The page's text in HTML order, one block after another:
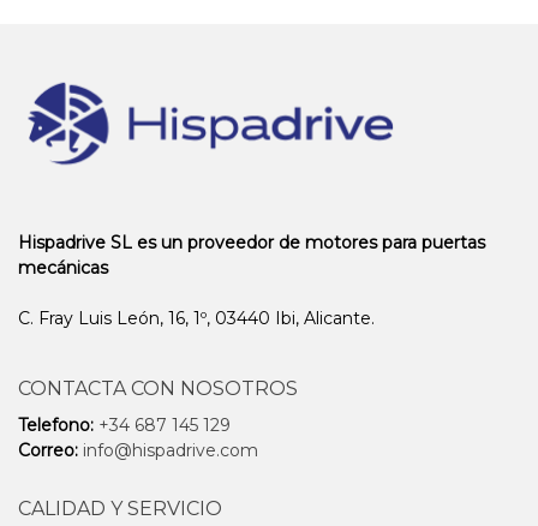
Hispadrive SL es un proveedor de motores para puertas
mecánicas
C. Fray Luis León, 16, 1º, 03440 Ibi, Alicante.
CONTACTA CON NOSOTROS
Telefono: +34 687 145 129
Correo: info@hispadrive.com
CALIDAD Y SERVICIO